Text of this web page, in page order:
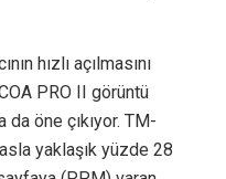
hızlı açılmasını
PRO II görüntü
öne çıkıyor. TM-
yaklaşık yüzde 28